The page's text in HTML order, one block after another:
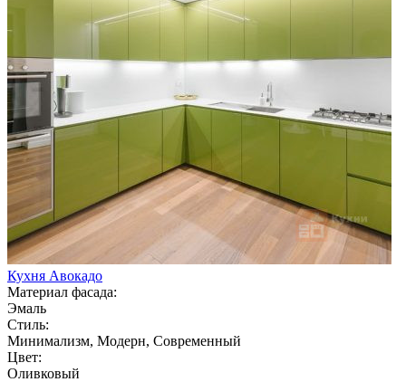
Кухня Авокадо
Материал фасада:
Эмаль
Стиль:
Минимализм, Модерн, Современный
Цвет:
Оливковый